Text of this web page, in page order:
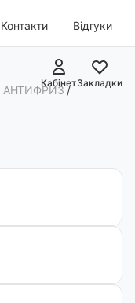
Контакти Відгуки
КабінетЗакладки
АНТИФРИЗ /